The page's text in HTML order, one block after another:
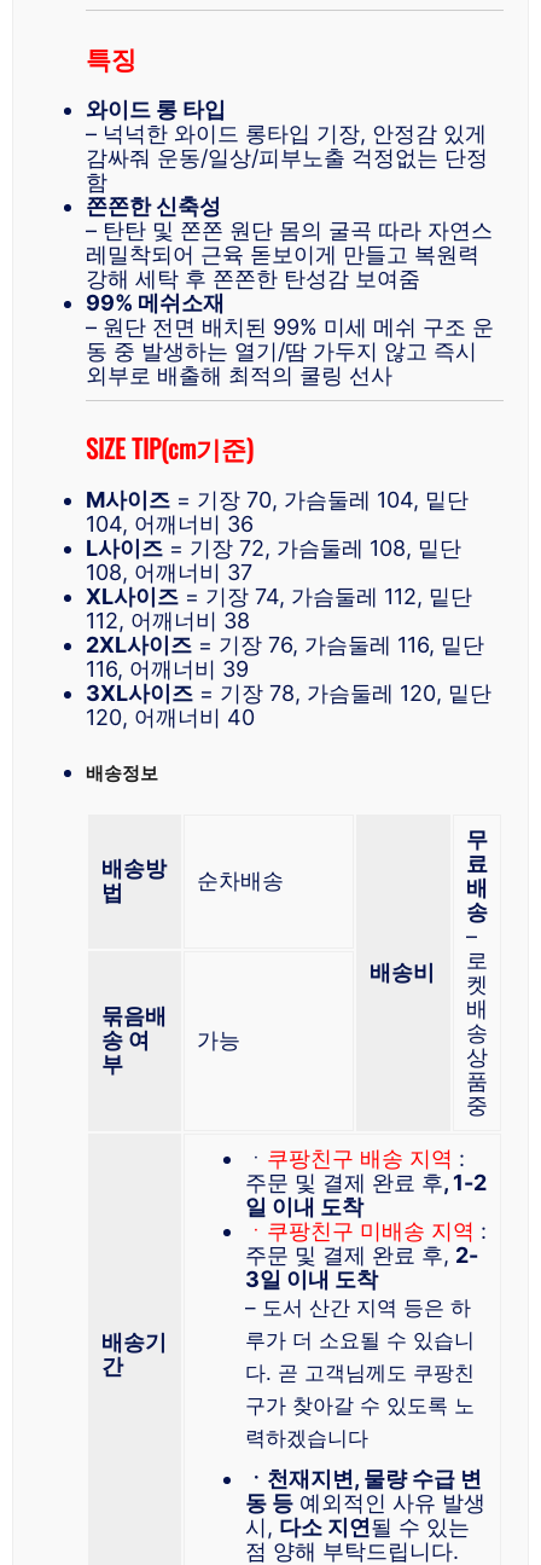
특징
와이드 롱 타입
– 넉넉한 와이드 롱타입 기장, 안정감 있게
감싸줘 운동/일상/피부노출 걱정없는 단정
함
쫀쫀한 신축성
– 탄탄 및 쫀쫀 원단 몸의 굴곡 따라 자연스
레밀착되어 근육 돋보이게 만들고 복원력
강해 세탁 후 쫀쫀한 탄성감 보여줌
99% 메쉬소재
– 원단 전면 배치된 99% 미세 메쉬 구조 운
동 중 발생하는 열기/땀 가두지 않고 즉시
외부로 배출해 최적의 쿨링 선사
SIZE TIP(cm기준)
M사이즈 = 기장 70, 가슴둘레 104, 밑단
104, 어깨너비 36
L사이즈 = 기장 72, 가슴둘레 108, 밑단
108, 어깨너비 37
XL사이즈 = 기장 74, 가슴둘레 112, 밑단
112, 어깨너비 38
2XL사이즈 = 기장 76, 가슴둘레 116, 밑단
116, 어깨너비 39
3XL사이즈 = 기장 78, 가슴둘레 120, 밑단
120, 어깨너비 40
배송정보
배송방
법
순차배송
배송비
무
료
배
송
–
로
켓
배
송
상
품
중
묶음배
송 여
부
가능
배송기
간
ㆍ 쿠팡친구 배송 지역 :
주문 및 결제 완료 후, 1-2
일 이내 도착
ㆍ쿠팡친구 미배송 지역 :
주문 및 결제 완료 후, 2-
3일 이내 도착
– 도서 산간 지역 등은 하
루가 더 소요될 수 있습니
다. 곧 고객님께도 쿠팡친
구가 찾아갈 수 있도록 노
력하겠습니다
ㆍ천재지변, 물량 수급 변
동 등 예외적인 사유 발생
시, 다소 지연될 수 있는
점 양해 부탁드립니다.